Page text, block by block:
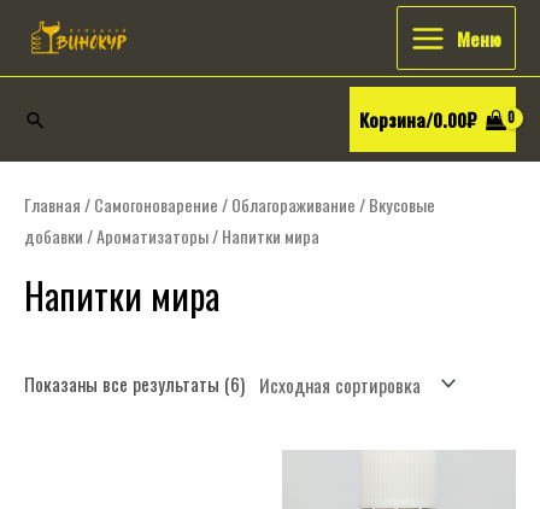
Перейти
содержимому
Main
Menu
Меню
Поиск Корзина/0.00₽
Главная/Самогоноварение/Облагораживание/Вкусовые
добавки/Ароматизаторы/ Напитки мира
Напитки мира
Показаны все результаты (6)
Искать: